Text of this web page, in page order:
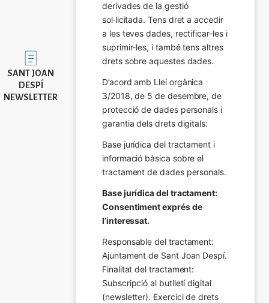
Imatge
SANT JOAN
DESPÍ
NEWSLETTER
derivades de la gestió
sol·licitada. Tens dret a accedir
a les teves dades, rectificar-les i
suprimir-les, i també tens altres
drets sobre aquestes dades.
D’acord amb Llei orgànica
3/2018, de 5 de desembre, de
protecció de dades personals i
garantia dels drets digitals:
Base jurídica del tractament i
informació bàsica sobre el
tractament de dades personals.
Base jurídica del tractament:
Consentiment exprés de
l’interessat.
Responsable del tractament:
Ajuntament de Sant Joan Despí.
Finalitat del tractament:
Subscripció al butlletí digital
(newsletter). Exercici de drets